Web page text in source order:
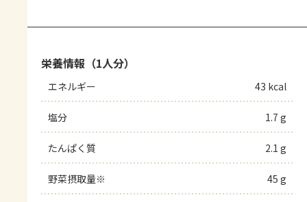
栄養情報（1人分）
エネルギー 43 kcal
塩分 1.7 g
たんぱく質 2.1 g
野菜摂取量※ 45 g